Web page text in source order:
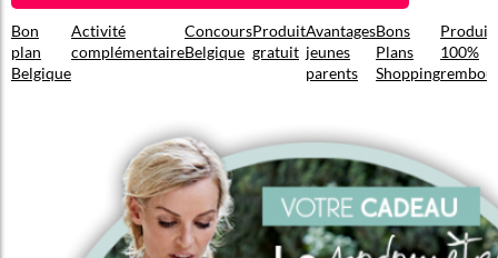
Bon
plan
Belgique
Activité
complémentaire
Concours
Belgique
Produit
gratuit
Avantages
jeunes
parents
Bons
Plans
Shopping
Produit
100%